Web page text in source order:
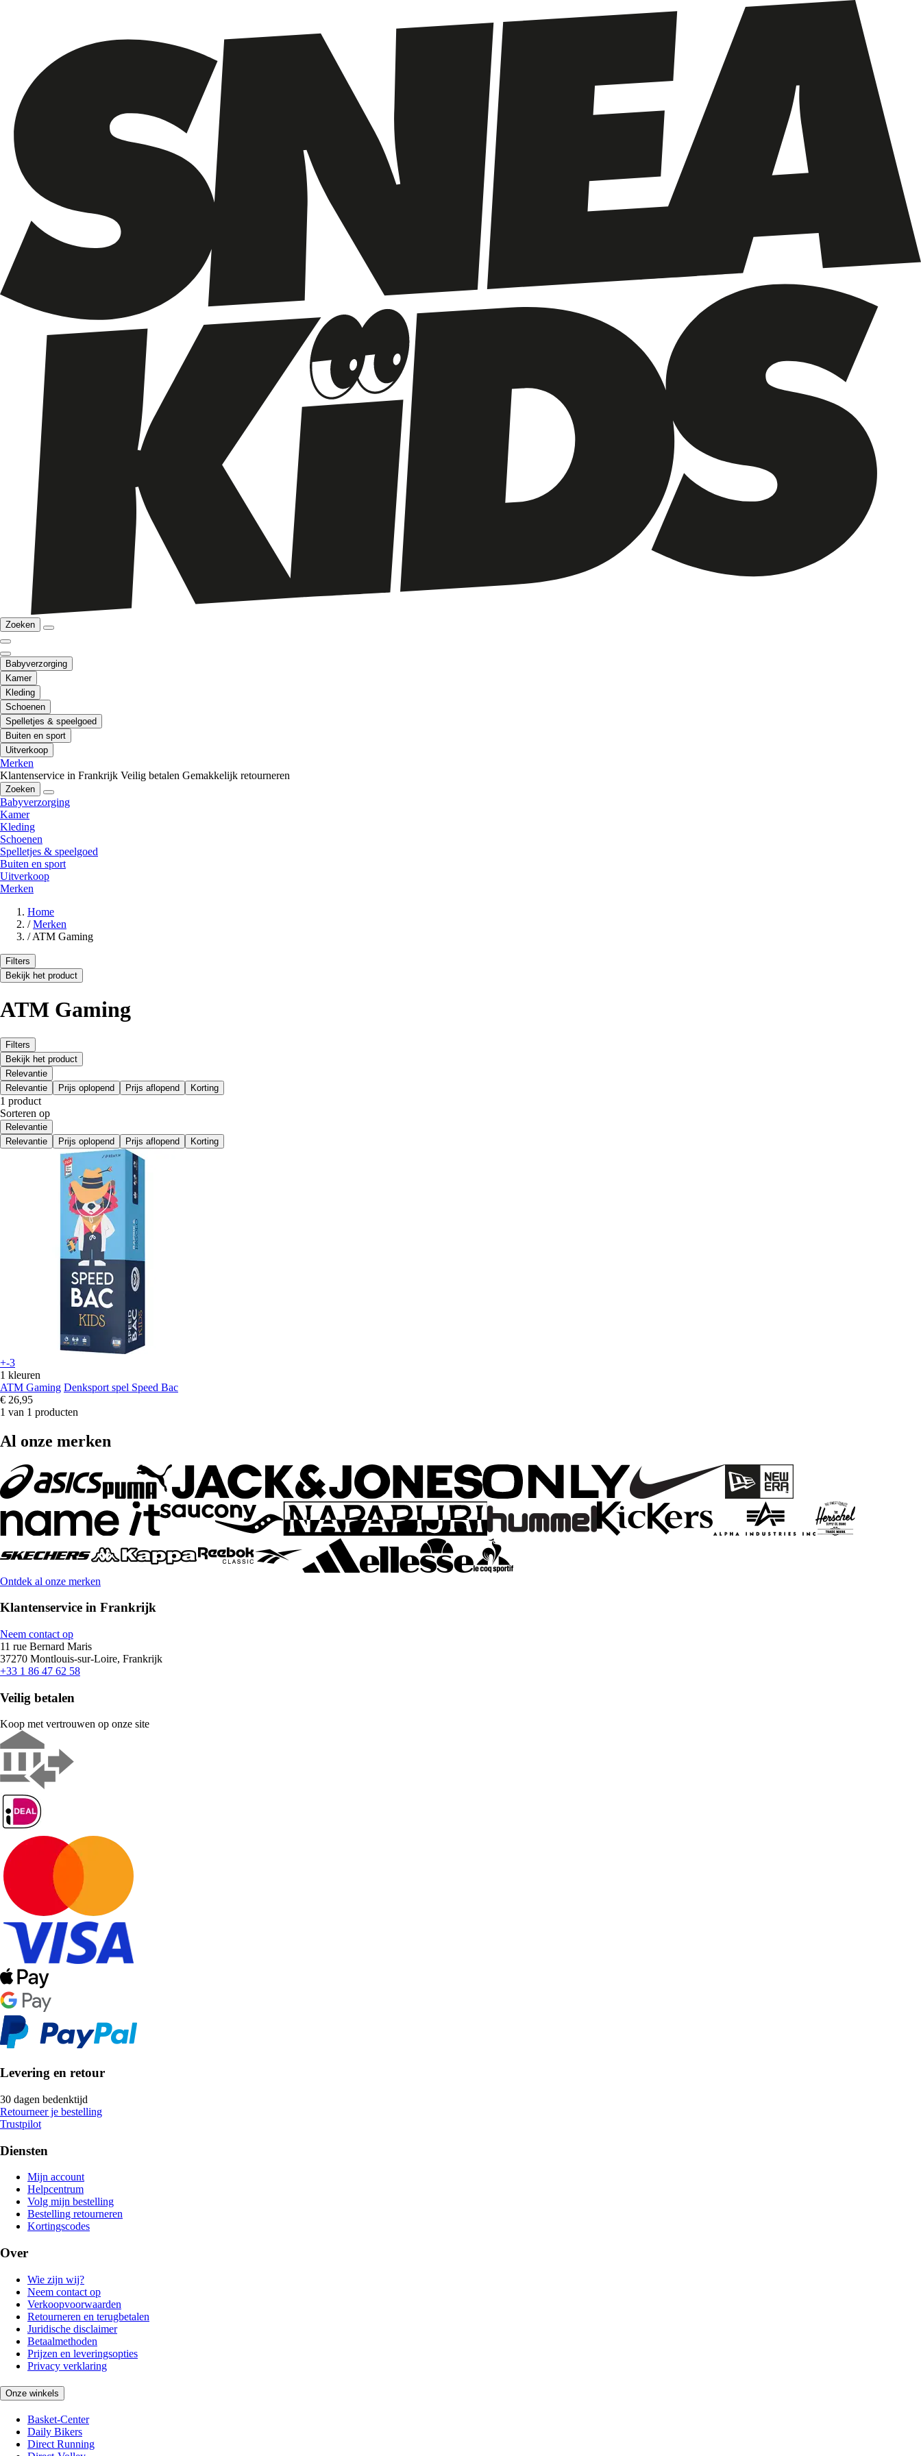
Zoeken
Babyverzorging
Kamer
Kleding
Schoenen
Spelletjes & speelgoed
Buiten en sport
Uitverkoop
Merken
Klantenservice in Frankrijk Veilig betalen Gemakkelijk retourneren
Zoeken
Babyverzorging
Kamer
Kleding
Schoenen
Spelletjes & speelgoed
Buiten en sport
Uitverkoop
Merken
Home
/ Merken
/ ATM Gaming
Filters
Bekijk het product
ATM Gaming
Filters
Bekijk het product
Relevantie
Relevantie
Prijs oplopend Prijs aflopend Korting
1 product
Sorteren op
Relevantie
Relevantie
Prijs oplopend Prijs aflopend Korting
+-3
1 kleuren
ATM Gaming Denksport spel Speed Bac
€ 26,95
1 van 1 producten
Al onze merken
Ontdek al onze merken
Klantenservice in Frankrijk
Neem contact op
11 rue Bernard Maris
37270 Montlouis-sur-Loire, Frankrijk
+33 1 86 47 62 58
Veilig betalen
Koop met vertrouwen op onze site
Levering en retour
30 dagen bedenktijd
Retourneer je bestelling
Trustpilot
Diensten
Mijn account
Helpcentrum
Volg mijn bestelling
Bestelling retourneren
Kortingscodes
Over
Wie zijn wij?
Neem contact op
Verkoopvoorwaarden
Retourneren en terugbetalen
Juridische disclaimer
Betaalmethoden
Prijzen en leveringsopties
Privacy verklaring
Onze winkels
Basket-Center
Daily Bikers
Direct Running